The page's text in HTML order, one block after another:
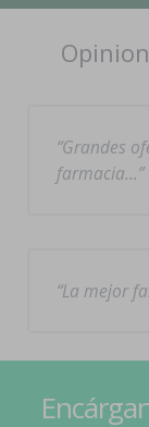
Grandes
farmacia…
La mejor